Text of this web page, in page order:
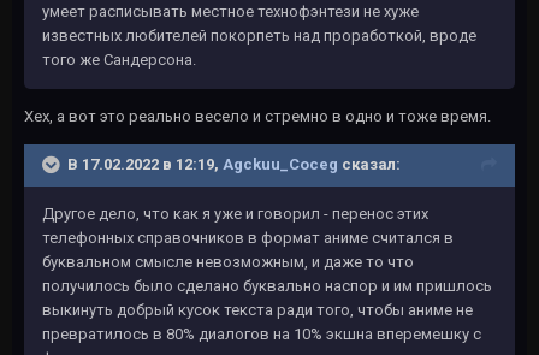
умеет расписывать местное технофэнтези не хуже
известных любителей покорпеть над проработкой, вроде
того же Сандерсона.
Хех, а вот это реально весело и стремно в одно и тоже время.
В 17.02.2022 в 12:19, Agckuu_Coceg сказал:
Другое дело, что как я уже и говорил - перенос этих
телефонных справочников в формат аниме считался в
буквальном смысле невозможным, и даже то что
получилось было сделано буквально наспор и им пришлось
выкинуть добрый кусок текста ради того, чтобы аниме не
превратилось в 80% диалогов на 10% экшна вперемешку с